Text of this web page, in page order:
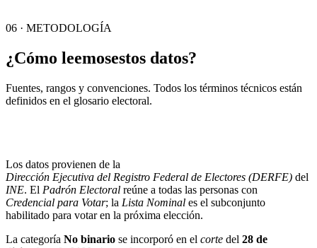
06 · METODOLOGÍA
¿Cómo leemosestos datos?
Fuentes, rangos y convenciones. Todos los términos técnicos están
definidos en el glosario electoral.
Los datos provienen de la
Dirección Ejecutiva del Registro Federal de Electores (DERFE) del
INE. El Padrón Electoral reúne a todas las personas con
Credencial para Votar; la Lista Nominal es el subconjunto
habilitado para votar en la próxima elección.
La categoría No binario se incorporó en el corte del 28 de